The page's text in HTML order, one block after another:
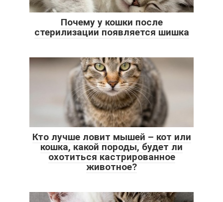
Почему у кошки после
стерилизации появляется шишка
Кто лучше ловит мышей – кот или
кошка, какой породы, будет ли
охотиться кастрированное
животное?